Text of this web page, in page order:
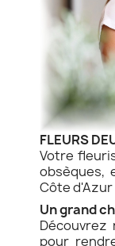
FLEURS
Votre
obsèques,
Côte
Un grand
Découvrez
pour